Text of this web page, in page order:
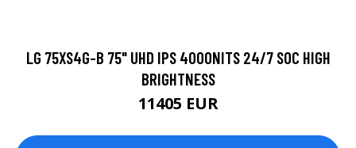
LG 75XS4G-B 75" UHD IPS 4000NITS 24/7 SOC HIGH
BRIGHTNESS
11405 EUR